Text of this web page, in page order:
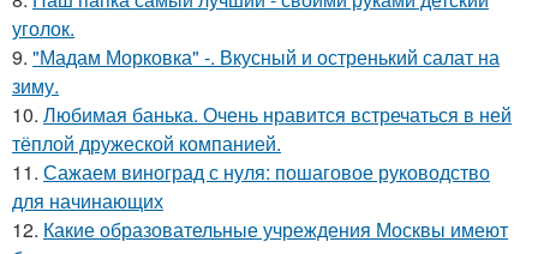
уголок.
9. "Мадам Морковка" -. Вкусный и остренький салат на
зиму.
10. Любимая банька. Очень нравится встречаться в ней
тёплой дружеской компанией.
11. Сажаем виноград с нуля: пошаговое руководство
для начинающих
12. Какие образовательные учреждения Москвы имеют